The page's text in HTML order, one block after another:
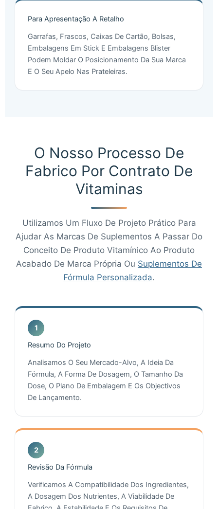
Para Apresentação A Retalho
Garrafas, Frascos, Caixas De Cartão, Bolsas,
Embalagens Em Stick E Embalagens Blister
Podem Moldar O Posicionamento Da Sua Marca
E O Seu Apelo Nas Prateleiras.
O Nosso Processo De
Fabrico Por Contrato De
Vitaminas
Utilizamos Um Fluxo De Projeto Prático Para
Ajudar As Marcas De Suplementos A Passar Do
Conceito De Produto Vitamínico Ao Produto
Acabado De Marca Própria Ou Suplementos De
Fórmula Personalizada.
Resumo Do Projeto
Analisamos O Seu Mercado-Alvo, A Ideia Da
Fórmula, A Forma De Dosagem, O Tamanho Da
Dose, O Plano De Embalagem E Os Objectivos
De Lançamento.
Revisão Da Fórmula
Verificamos A Compatibilidade Dos Ingredientes,
A Dosagem Dos Nutrientes, A Viabilidade De